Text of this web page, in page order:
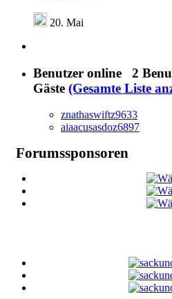
20. Mai
Benutzer online 2
Gäste (Gesamte Liste
znathaswiftz9633
aiaacusasdoz6897
Forumssponsoren